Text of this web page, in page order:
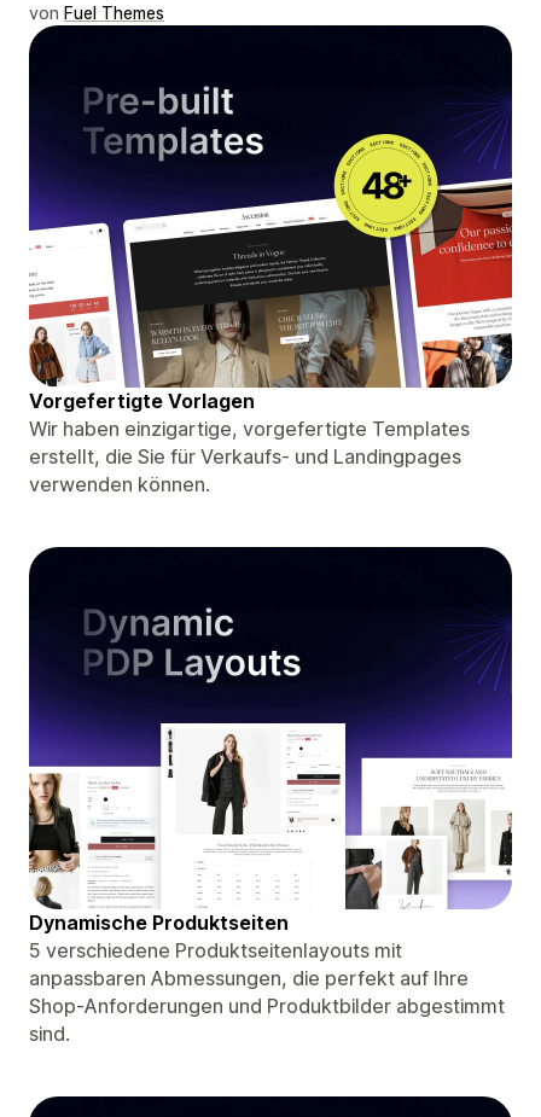
von Fuel Themes
Vorgefertigte Vorlagen
Wir haben einzigartige, vorgefertigte Templates
erstellt, die Sie für Verkaufs- und Landingpages
verwenden können.
Dynamische Produktseiten
5 verschiedene Produktseitenlayouts mit
anpassbaren Abmessungen, die perfekt auf Ihre
Shop-Anforderungen und Produktbilder abgestimmt
sind.